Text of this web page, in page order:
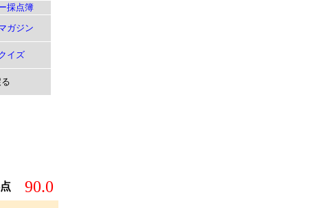
採点簿
ガジン
イズ
90.0